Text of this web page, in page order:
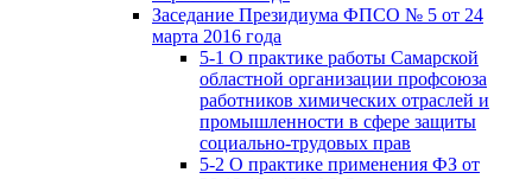
Заседание Президиума ФПСО № 5 от 24
марта 2016 года
5-1 О практике работы Самарской
областной организации профсоюза
работников химических отраслей и
промышленности в сфере защиты
социально-трудовых прав
5-2 О практике применения ФЗ от